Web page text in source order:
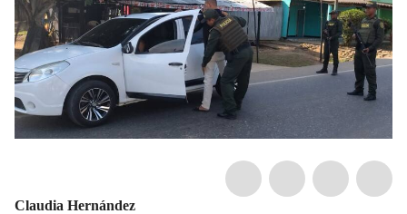
Claudia Hernández